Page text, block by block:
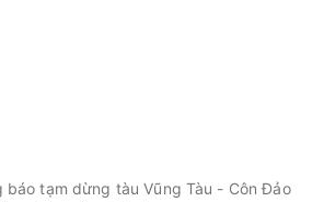
báo tạm dừng tàu Vũng Tàu - Côn Đảo